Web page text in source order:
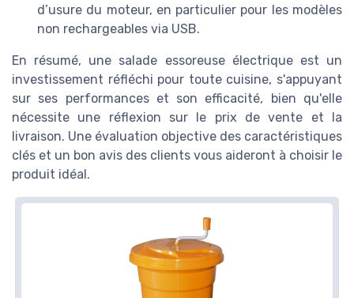
d’usure du moteur, en particulier pour les modèles
non rechargeables via USB.
En résumé, une salade essoreuse électrique est un
investissement réfléchi pour toute cuisine, s'appuyant
sur ses performances et son efficacité, bien qu'elle
nécessite une réflexion sur le prix de vente et la
livraison. Une évaluation objective des caractéristiques
clés et un bon avis des clients vous aideront à choisir le
produit idéal.